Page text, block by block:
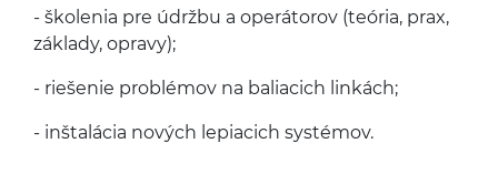
- škole­nia pre údržbu a operá­torov (teória, prax,
zák­lady, opravy);
- rieše­nie prob­lé­mov na baliacich linkách;
- inš­talá­cia nových lep­iacich systémov.